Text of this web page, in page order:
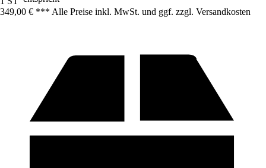
349,00 € *** Alle Preise inkl. MwSt. und ggf. zzgl. Versandkosten